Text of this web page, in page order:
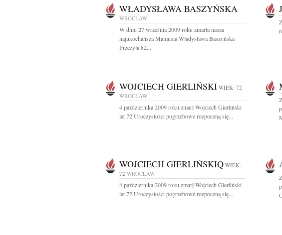
WŁADYSŁAWA BASZYŃSKA
WROCŁAW
W dniu 27 września 2009 roku zmarła nasza
najukochańsza Mamusia Władysława Baszyńska
Przeżyła 82...
WOJCIECH GIERLIŃSKI WIEK: 72
WROCŁAW
4 października 2009 roku zmarł Wojciech Gierliński
lat 72 Uroczystości pogrzebowe rozpoczną się...
WOJCIECH GIERLIŃSKIQ WIEK:
72 WROCŁAW
4 października 2009 roku zmarł Wojciech Gierliński
lat 72 Uroczystości pogrzebowe rozpoczną się...